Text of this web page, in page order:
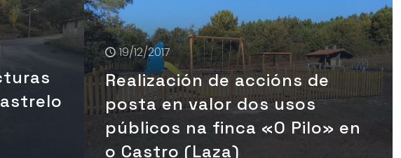
19/12/2017
Realización de accións de
posta en valor dos usos
públicos na finca «O Pilo» en
o Castro (Laza)